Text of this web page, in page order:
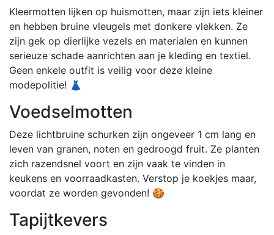
Kleermotten lijken op huismotten, maar zijn iets kleiner
en hebben bruine vleugels met donkere vlekken. Ze
zijn gek op dierlijke vezels en materialen en kunnen
serieuze schade aanrichten aan je kleding en textiel.
Geen enkele outfit is veilig voor deze kleine
modepolitie! 👗
Voedselmotten
Deze lichtbruine schurken zijn ongeveer 1 cm lang en
leven van granen, noten en gedroogd fruit. Ze planten
zich razendsnel voort en zijn vaak te vinden in
keukens en voorraadkasten. Verstop je koekjes maar,
voordat ze worden gevonden! 🍪
Tapijtkevers